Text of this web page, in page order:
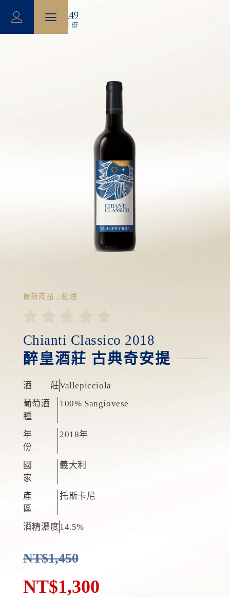
最新商品 , 紅酒
Chianti Classico 2018
醉皇酒莊 古典奇安提
酒 莊Vallepicciola
葡萄酒
種
100% Sangiovese
年
份
2018年
國
家
義大利
產
區
托斯卡尼
酒精濃度14.5%
NT$1,450
NT$1,300